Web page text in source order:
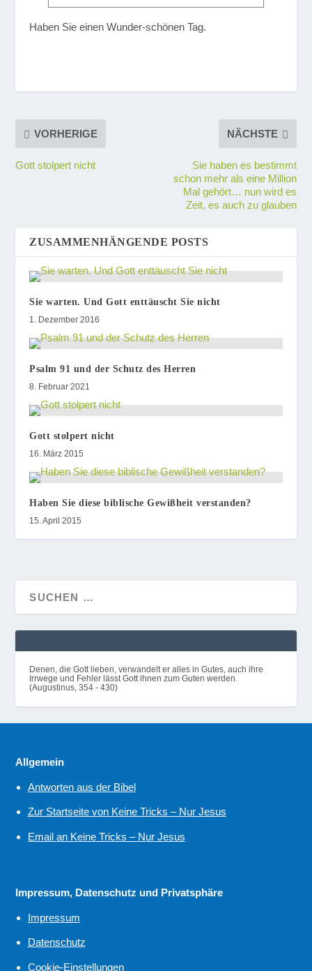
Haben Sie einen Wunder-schönen Tag.
VORHERIGE
Gott stolpert nicht
NÄCHSTE
Sie haben es bestimmt
schon mehr als eine Million
Mal gehört… nun wird es
Zeit, es auch zu glauben
ZUSAMMENHÄNGENDE POSTS
Sie warten. Und Gott enttäuscht Sie nicht
1. Dezember 2016
Psalm 91 und der Schutz des Herren
8. Februar 2021
Gott stolpert nicht
16. März 2015
Haben Sie diese biblische Gewißheit verstanden?
15. April 2015
Denen, die Gott lieben, verwandelt er alles in Gutes, auch ihre
Irrwege und Fehler lässt Gott ihnen zum Guten werden.
(Augustinus, 354 - 430)
Allgemein
Antworten aus der Bibel
Zur Startseite von Keine Tricks – Nur Jesus
Email an Keine Tricks – Nur Jesus
Impressum, Datenschutz und Privatsphäre
Impressum
Datenschutz
Cookie-Einstellungen